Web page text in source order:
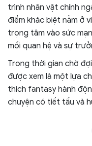
trình nhân vật chính
điểm khác biệt nằm ở
trọng tâm vào sức
mối quan hệ và sự
Trong thời gian chờ đợi
được xem là một lựa
thích fantasy hành
chuyện có tiết tấu và